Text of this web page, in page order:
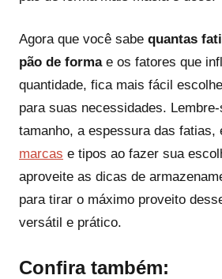
Agora que você sabe quantas
pão de formae os fatores que
quantidade, fica mais fácil
para suas necessidades.
tamanho, a espessura das fatias,
marcas e tipos ao fazer sua
aproveite as dicas de
para tirar o máximo proveito
versátil e prático.
Confira também: